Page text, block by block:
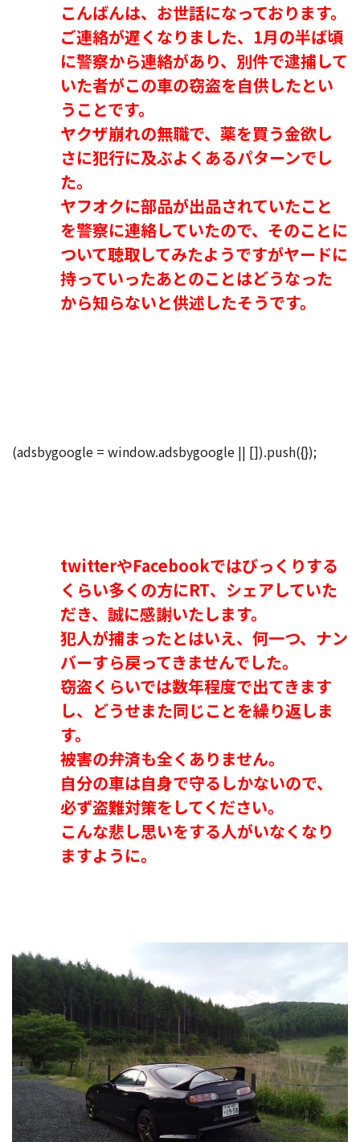
こんばんは、お世話になっております。
ご連絡が遅くなりました、1月の半ば頃
に警察から連絡があり、別件で逮捕して
いた者がこの車の窃盗を自供したとい
うことです。
ヤクザ崩れの無職で、薬を買う金欲し
さに犯行に及ぶよくあるパターンでし
た。
ヤフオクに部品が出品されていたこと
を警察に連絡していたので、そのことに
ついて聴取してみたようですがヤードに
持っていったあとのことはどうなった
から知らないと供述したそうです。
(adsbygoogle = window.adsbygoogle || []).push({});
twitterやFacebookではびっくりする
くらい多くの方にRT、シェアしていた
だき、誠に感謝いたします。
犯人が捕まったとはいえ、何一つ、ナン
バーすら戻ってきませんでした。
窃盗くらいでは数年程度で出てきます
し、どうせまた同じことを繰り返しま
す。
被害の弁済も全くありません。
自分の車は自身で守るしかないので、
必ず盗難対策をしてください。
こんな悲し思いをする人がいなくなり
ますように。